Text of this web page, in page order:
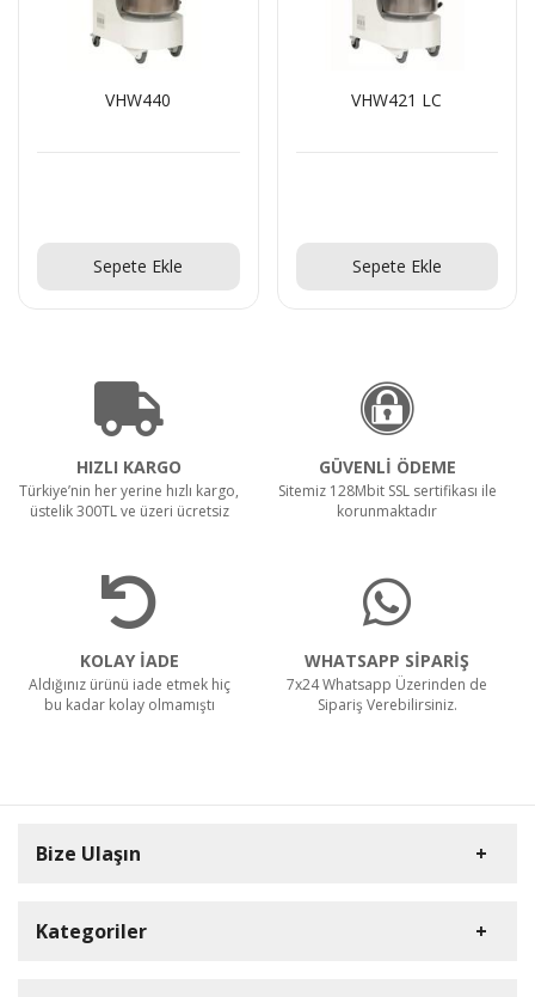
VHW440
Sepete Ekle
VHW421 LC
Sepete Ekle
HIZLI KARGO
Türkiye’nin her yerine hızlı kargo,
üstelik 300TL ve üzeri ücretsiz
GÜVENLİ ÖDEME
Sitemiz 128Mbit SSL sertifikası ile
korunmaktadır
KOLAY İADE
Aldığınız ürünü iade etmek hiç
bu kadar kolay olmamıştı
WHATSAPP SİPARİŞ
7x24 Whatsapp Üzerinden de
Sipariş Verebilirsiniz.
Bize Ulaşın
Kategoriler